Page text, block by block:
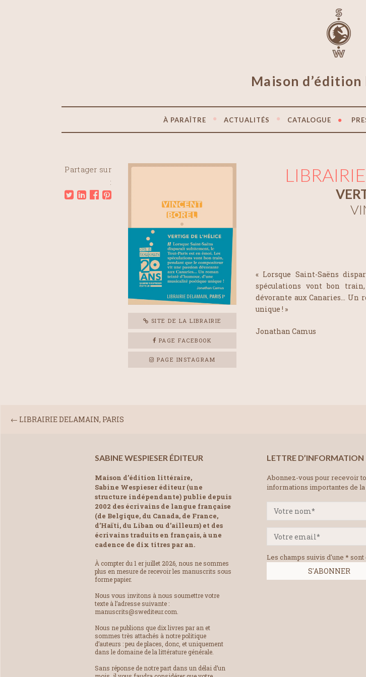
Maison
À PARAÎTRE ACTUALITÉS CATALOGUE
Partager sur
:
SITE DE LA LIBRAIRIE
PAGE FACEBOOK
PAGE INSTAGRAM
« Lorsque Saint-Saëns
spéculations vont bon
dévorante aux Canaries… Un
unique ! »
Jonathan Camus
← LIBRAIRIE DELAMAIN, PARIS
SABINE WESPIESER ÉDITEUR
Maison d’édition littéraire,
Sabine Wespieser éditeur (une
structure indépendante) publie depuis
2002 des écrivains de langue française
(de Belgique, du Canada, de France,
d’Haïti, du Liban ou d’ailleurs) et des
écrivains traduits en français, à une
cadence de dix titres par an.
À compter du 1 er juillet 2026, nous ne sommes
plus en mesure de recevoir les manuscrits sous
forme papier.
Nous vous invitons à nous soumettre votre
texte à l’adresse suivante :
manuscrits@swediteur.com.
Nous ne publions que dix livres par an et
sommes très attachés à notre politique
d’auteurs : peu de places, donc, et uniquement
dans le domaine de la littérature générale.
Sans réponse de notre part dans un délai d’un
LETTRE D’INFORMATION
Abonnez-vous pour recevoir
informations importantes de la
Les champs suivis d'une *